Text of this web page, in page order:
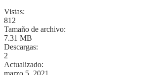
Vistas:
812
Tamaño de archivo:
7.31 MB
Descargas:
2
Actualizado:
marzo 5, 2021